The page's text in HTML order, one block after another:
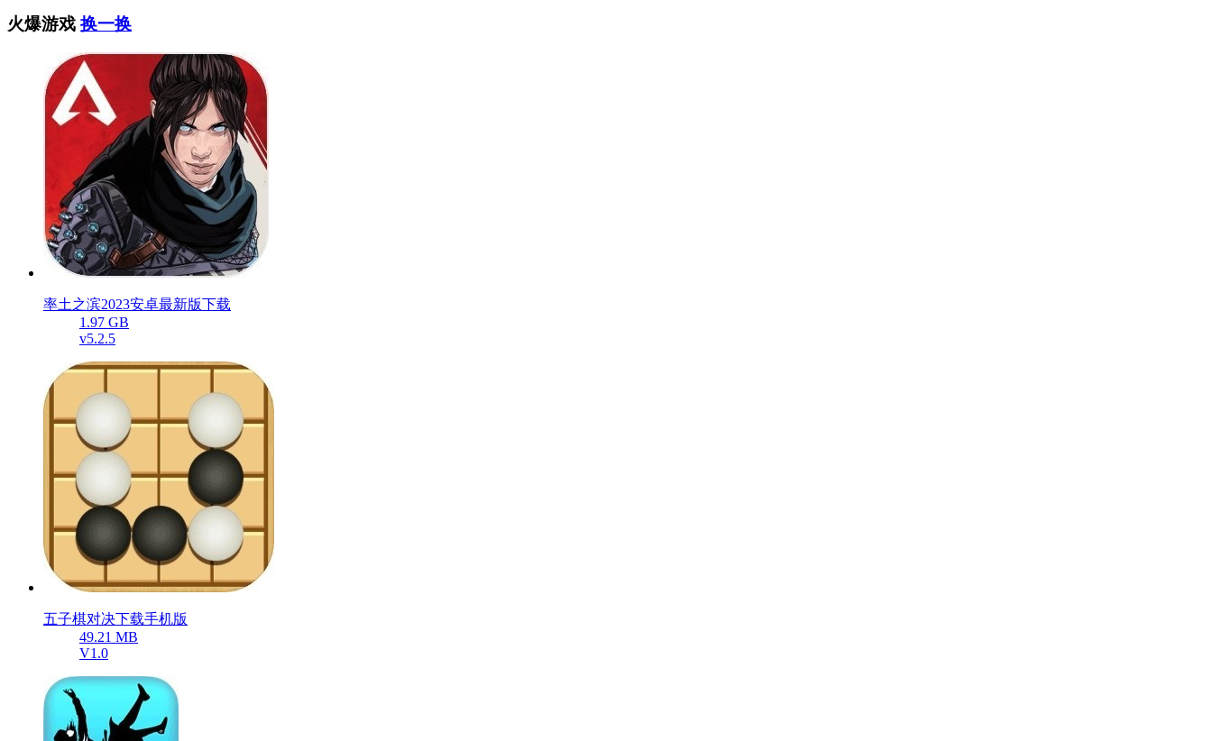
火爆游戏 换一换
率土之滨2023安卓最新版下载
1.97 GB
v5.2.5
五子棋对决下载手机版
49.21 MB
V1.0